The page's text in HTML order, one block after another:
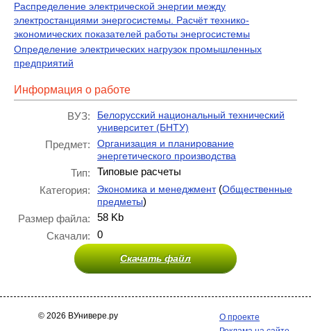
Распределение электрической энергии между
электростанциями энергосистемы. Расчёт технико-
экономических показателей работы энергосистемы
Определение электрических нагрузок промышленных
предприятий
Информация о работе
ВУЗ:
Белорусский национальный технический
университет (БНТУ)
Предмет:
Организация и планирование
энергетического производства
Тип:
Типовые расчеты
Категория:
Экономика и менеджмент(Общественные
предметы)
Размер файла:
58 Kb
Скачали:
0
Скачать файл
© 2026 ВУнивере.ру
О проекте